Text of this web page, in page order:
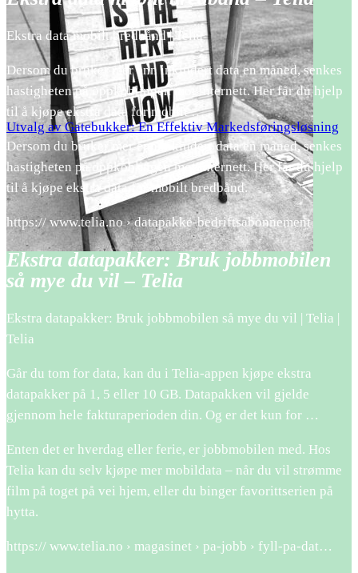
Utvalg av Gatebukker: En Effektiv Markedsføringsløsning
Ekstra data mobilt bredbånd | Telia
Dersom du bruker mer enn inkludert data en måned, senkes
hastigheten på oppkoblingen mot internett. Her får du hjelp
til å kjøpe ekstra data for mobilt …
Dersom du bruker mer enn inkludert data en måned, senkes
hastigheten på oppkoblingen mot internett. Her får du hjelp
til å kjøpe ekstra data for mobilt bredbånd.
https:// www.telia.no › datapakke-bedriftsabonnement
Ekstra datapakker: Bruk jobbmobilen
så mye du vil – Telia
Ekstra datapakker: Bruk jobbmobilen så mye du vil | Telia |
Telia
Går du tom for data, kan du i Telia-appen kjøpe ekstra
datapakker på 1, 5 eller 10 GB. Datapakken vil gjelde
gjennom hele fakturaperioden din. Og er det kun for …
Enten det er hverdag eller ferie, er jobbmobilen med. Hos
Telia kan du selv kjøpe mer mobildata – når du vil strømme
film på toget på vei hjem, eller du binger favorittserien på
hytta.
https:// www.telia.no › magasinet › pa-jobb › fyll-pa-dat…